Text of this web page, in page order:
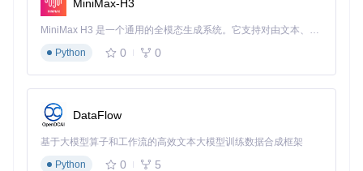
魔盒辅助工具：简化重铸、升级与转化操作流程
应用场景配置
对于法师职业的塔拉夏陨石流Build，推荐以下配置：
技能
快捷
执行
策略
间隔
延迟
用途说明
MiniMax-H3
MiniMax H3 是一个通用的全模态生成系统。它支持对由文本、图像、视频和音频组成的多模态上下文进行统一理解，并能生成分辨率高达 2K、时长可达 15 秒的带原生立体声音频的视频。得益于面向任务泛化的系统设计，H3 在预训练阶段就已具备广泛的多模态上下文理解与生成能力，能够出色地执行复杂的多模态指令。
Python
0 0
DataFlow
基于大模型算子和工作流的高效文本大模型训练数据合成框架
Python
0 5